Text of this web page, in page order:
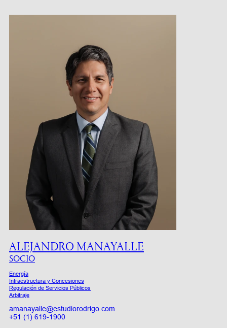
ALEJANDRO MANAYALLE
SOCIO
Energía
Infraestructura y Concesiones
Regulación de Servicios Públicos
Arbitraje
amanayalle@estudiorodrigo.com
+51 (1) 619-1900